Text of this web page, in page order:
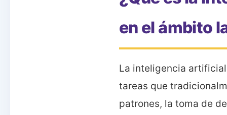
en el ámbito
La inteligencia
tareas que
patrones, la toma de